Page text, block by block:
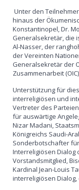
Unter den
hinaus der
Konstantinopel, Dr.
Generalsekretär, die
Al-Nasser, der
der Vereinten
Generalsekretär der
Zusammenarbeit
Unterstützung für
interreligiösen und
Vertreter des
für auswärtige
Nizar Madani,
Königreichs Saudi-
Sonderbotschafter
Interreligiösen Dialog
Vorstandsmitglied,
Kardinal Jean-Louis
interreligiösen Dialog,